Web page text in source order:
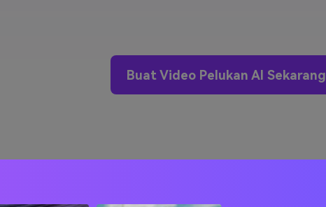
Buat Video Pelukan AI Sekarang